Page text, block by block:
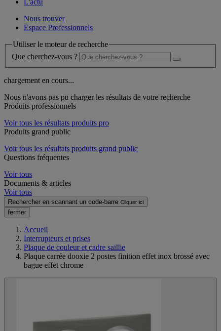
L'actu
Nous trouver
Espace Professionnels
Utiliser le moteur de recherche
Que cherchez-vous ?
chargement en cours...
Nous n'avons pas pu charger les résultats de votre recherche
Produits professionnels
Voir tous les résultats produits pro
Produits grand public
Voir tous les résultats produits grand public
Questions fréquentes
Voir tous
Documents & articles
Voir tous
Rechercher en scannant un code-barre Cliquer ici
fermer
Accueil
Interrupteurs et prises
Plaque de couleur et cadre saillie
Plaque carrée dooxie 2 postes finition effet inox brossé avec
bague effet chrome